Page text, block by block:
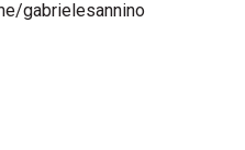
gabrielesannino